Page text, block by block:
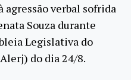
agressão verbal sofrida
Souza durante
Legislativa do
do dia 24/8.